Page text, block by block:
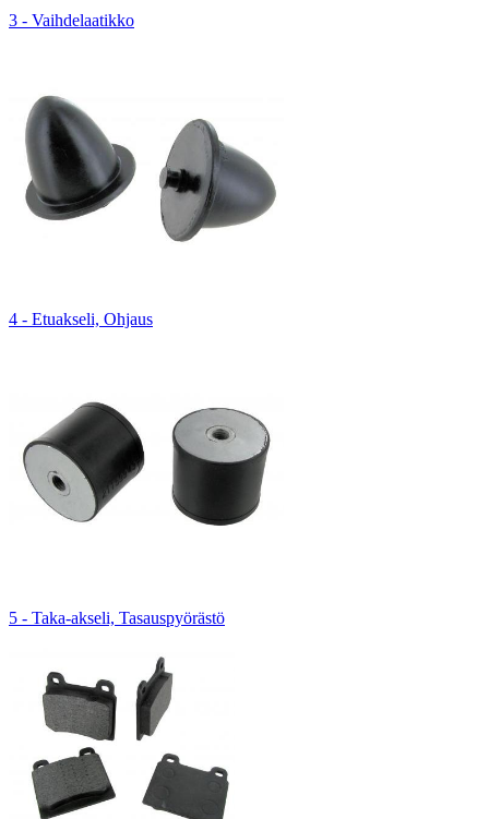
3 - Vaihdelaatikko
4 - Etuakseli, Ohjaus
5 - Taka-akseli, Tasauspyörästö